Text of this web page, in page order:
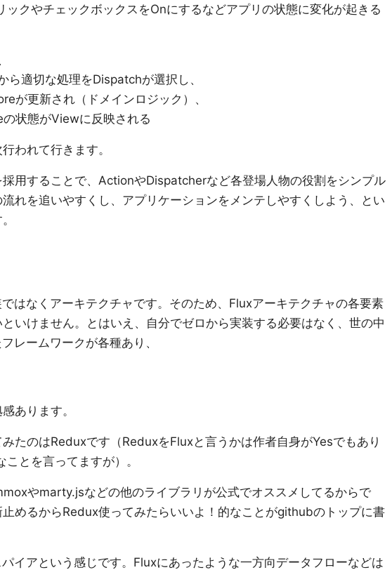
ックやチェックボックスをOnにするなどアプリの状態に変化が起きる
ら適切な処理をDispatchが選択し、
が更新され（ドメインロジック）、
状態がViewに反映される
われて行きます。
用することで、ActionやDispatcherなど各登場人物の役割をシンプル
れを追いやすくし、アプリケーションをメンテしやすくしよう、とい
はなくアーキテクチャです。そのため、Fluxアーキテクチャの各要素
いけません。とはいえ、自分でゼロから実装する必要はなく、世の中
レームワークが各種あり、
あります。
たのはReduxです（ReduxをFluxと言うかは作者自身がYesでもあり
とを言ってますが）。
やmarty.jsなどの他のライブラリが公式でオススメしてるからで
めるからRedux使ってみたらいいよ！的なことがgithubのトップに書
イアという感じです。Fluxにあったような一方向データフローなどは